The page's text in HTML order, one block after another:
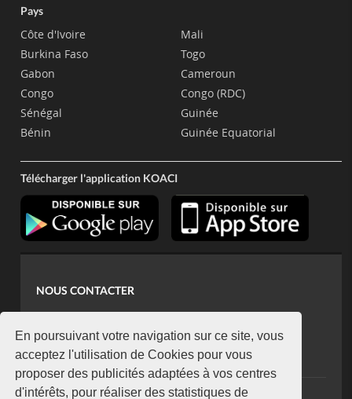
En poursuivant votre navigation sur ce site, vous
acceptez l'utilisation de Cookies pour vous
proposer des publicités adaptées à vos centres
d'intérêts, pour réaliser des statistiques de
Pays
Côte d'Ivoire
Burkina Faso
Gabon
Congo
Sénégal
Bénin
Mali
Togo
Cameroun
Congo (RDC)
Guinée
Guinée Equatorial
Télécharger l'application KOACI
NOUS CONTACTER
koaci@yahoo.fr
+225 07 08 85 52 93